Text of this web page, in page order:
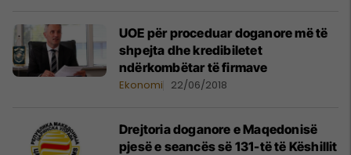
UOE për proceduar doganore më të
shpejta dhe kredibiletet
ndërkombëtar të firmave
Ekonomi 22/06/2018
Drejtoria doganore e Maqedonisë
pjesë e seancës së 131-të të Këshillit